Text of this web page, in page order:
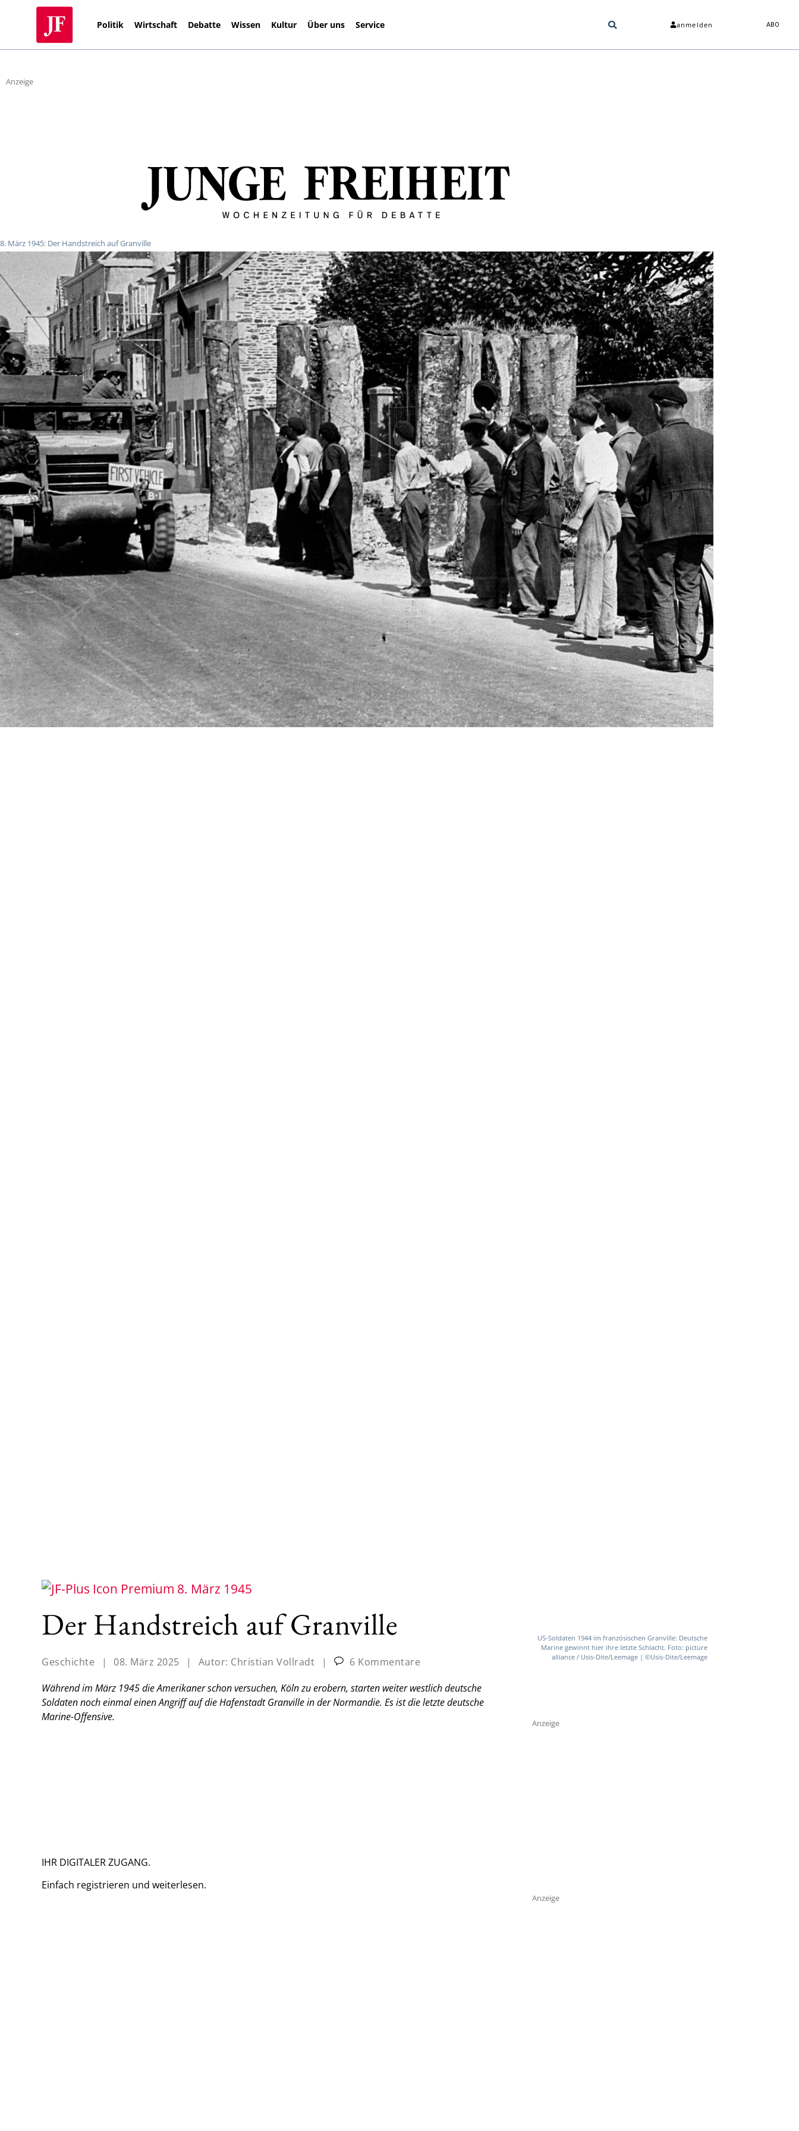
Politik Wirtschaft Debatte Wissen Kultur Über uns Service anmelden ABO
Anzeige
8. März 1945: Der Handstreich auf Granville
8. März 1945
Der Handstreich auf Granville
Geschichte | 08. März 2025 | Autor: Christian Vollradt |
6 Kommentare
Während im März 1945 die Amerikaner schon versuchen, Köln zu erobern, starten weiter westlich deutsche
Soldaten noch einmal einen Angriff auf die Hafenstadt Granville in der Normandie. Es ist die letzte deutsche
Marine-Offensive.
IHR DIGITALER ZUGANG.
Einfach registrieren und weiterlesen.
US-Soldaten 1944 im französischen Granville: Deutsche
Marine gewinnt hier ihre letzte Schlacht. Foto: picture
alliance / Usis-Dite/Leemage | ©Usis-Dite/Leemage
Anzeige
Anzeige